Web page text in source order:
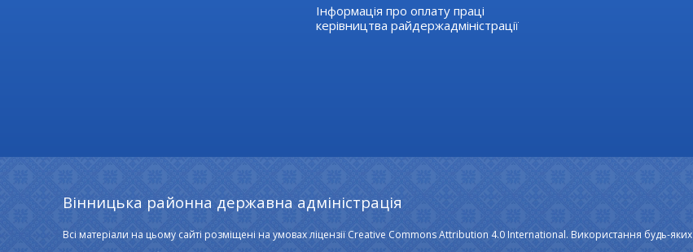
Інформація про оплату праці
керівництва райдержадміністрації
Вінницька районна державна адміністрація
Всі матеріали на цьому сайті розміщені на умовах ліцензії Creative Commons Attribution 4.0 International. Використання будь-яких